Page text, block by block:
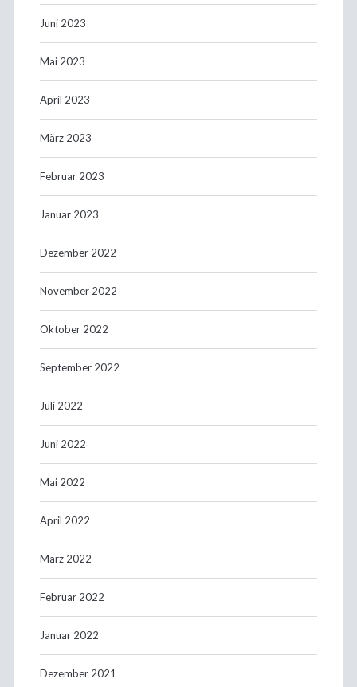
Juni 2023
Mai 2023
April 2023
März 2023
Februar 2023
Januar 2023
Dezember 2022
November 2022
Oktober 2022
September 2022
Juli 2022
Juni 2022
Mai 2022
April 2022
März 2022
Februar 2022
Januar 2022
Dezember 2021